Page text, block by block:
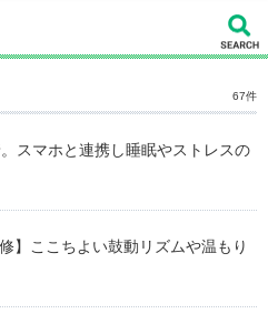
67件
スマホと連携し睡眠やストレスの
】ここちよい鼓動リズムや温もり